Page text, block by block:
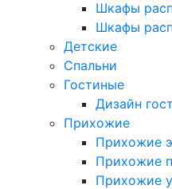
Шкафы
Шкафы
Детские
Спальни
Гостиные
Дизайн
Прихожие
Прихожие
Прихожие
Прихожие